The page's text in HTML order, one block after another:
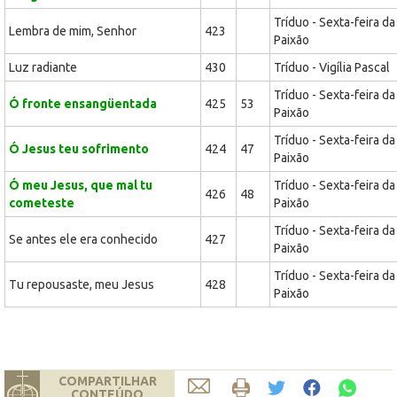
Lembra de mim, Senhor 423
Tríduo - Sexta-feira da
Paixão
Luz radiante
430 Tríduo - Vigília Pascal
Ó fronte ensangüentada 425 53
Tríduo - Sexta-feira da
Paixão
Ó Jesus teu sofrimento 424 47
Tríduo - Sexta-feira da
Paixão
Ó meu Jesus, que mal tu
cometeste
426 48
Tríduo - Sexta-feira da
Paixão
Se antes ele era conhecido 427
Tríduo - Sexta-feira da
Paixão
Tu repousaste, meu Jesus 428
Tríduo - Sexta-feira da
Paixão
COMPARTILHAR